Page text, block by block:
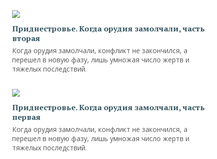
Приднестровье. Когда орудия замолчали, часть
вторая
Когда орудия замолчали, конфликт не закончился, а
перешел в новую фазу, лишь умножая число жертв и
тяжелых последствий.
Приднестровье. Когда орудия замолчали, часть
первая
Когда орудия замолчали, конфликт не закончился, а
перешел в новую фазу, лишь умножая число жертв и
тяжелых последствий.